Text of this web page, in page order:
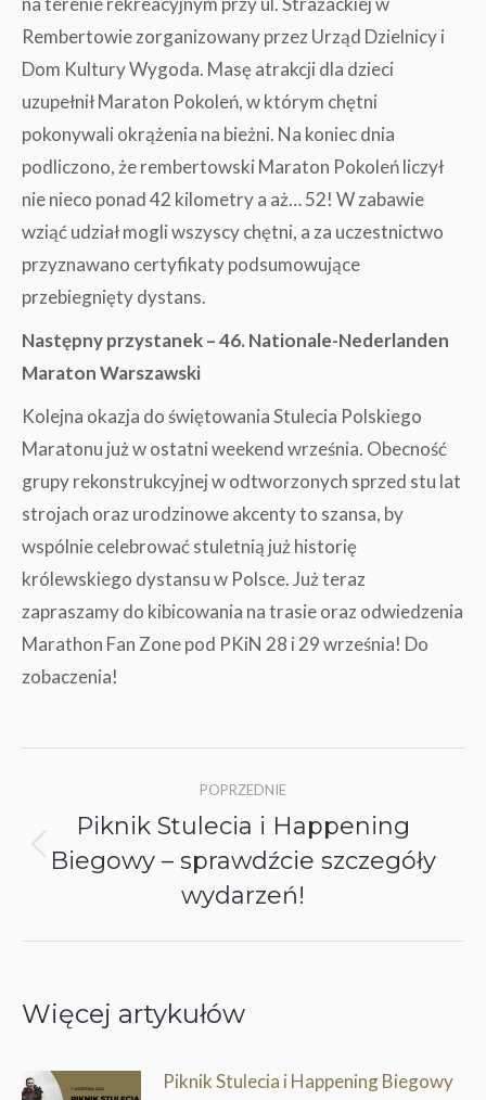
Rembertowie zorganizowany przez Urząd Dzielnicy i
Dom Kultury Wygoda. Masę atrakcji dla dzieci
uzupełnił Maraton Pokoleń, w którym chętni
pokonywali okrążenia na bieżni. Na koniec dnia
podliczono, że rembertowski Maraton Pokoleń liczył
nie nieco ponad 42 kilometry a aż… 52! W zabawie
wziąć udział mogli wszyscy chętni, a za uczestnictwo
przyznawano certyfikaty podsumowujące
przebiegnięty dystans.
Następny przystanek – 46. Nationale-Nederlanden
Maraton Warszawski
Kolejna okazja do świętowania Stulecia Polskiego
Maratonu już w ostatni weekend września. Obecność
grupy rekonstrukcyjnej w odtworzonych sprzed stu lat
strojach oraz urodzinowe akcenty to szansa, by
wspólnie celebrować stuletnią już historię
królewskiego dystansu w Polsce. Już teraz
zapraszamy do kibicowania na trasie oraz odwiedzenia
Marathon Fan Zone pod PKiN 28 i 29 września! Do
zobaczenia!
wpisów
POPRZEDNIE
Poprzedni
wpis:
Piknik Stulecia i Happening
Biegowy – sprawdźcie szczegóły
wydarzeń!
Więcej artykułów
Piknik Stulecia i Happening Biegowy